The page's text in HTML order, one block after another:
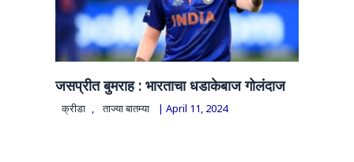
जसप्रीत बुमराह : भारताचा धडाकेबाज गोलंदाज
क्रीडा ताज्या बातम्या | April 11, 2024